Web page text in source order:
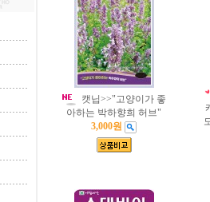
캣닙>>"고양이가 좋
아하는 박하향희 허브"
3,000원